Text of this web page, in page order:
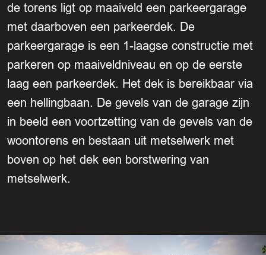
de torens ligt op maaiveld een parkeergarage
met daarboven een parkeerdek. De
parkeergarage is een 1-laagse constructie met
parkeren op maaiveldniveau en op de eerste
laag een parkeerdek. Het dek is bereikbaar via
een hellingbaan. De gevels van de garage zijn
in beeld een voortzetting van de gevels van de
woontorens en bestaan uit metselwerk met
boven op het dek een borstwering van
metselwerk.